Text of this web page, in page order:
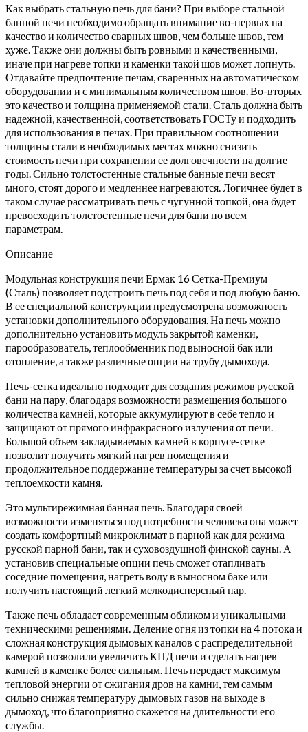
Как выбрать стальную печь для бани? При выборе стальной
банной печи необходимо обращать внимание во-первых на
качество и количество сварных швов, чем больше швов, тем
хуже. Также они должны быть ровными и качественными,
иначе при нагреве топки и каменки такой шов может лопнуть.
Отдавайте предпочтение печам, сваренных на автоматическом
оборудовании и с минимальным количеством швов. Во-вторых
это качество и толщина применяемой стали. Сталь должна быть
надежной, качественной, соответствовать ГОСТу и подходить
для использования в печах. При правильном соотношении
толщины стали в необходимых местах можно снизить
стоимость печи при сохранении ее долговечности на долгие
годы. Сильно толстостенные стальные банные печи весят
много, стоят дорого и медленнее нагреваются. Логичнее будет в
таком случае рассматривать печь с чугунной топкой, она будет
превосходить толстостенные печи для бани по всем
параметрам.
Описание
Модульная конструкция печи Ермак 16 Сетка-Премиум
(Сталь) позволяет подстроить печь под себя и под любую баню.
В ее специальной конструкции предусмотрена возможность
установки дополнительного оборудования. На печь можно
дополнительно установить модуль закрытой каменки,
парообразователь, теплообменник под выносной бак или
отопление, а также различные опции на трубу дымохода.
Печь-сетка идеально подходит для создания режимов русской
бани на пару, благодаря возможности размещения большого
количества камней, которые аккумулируют в себе тепло и
защищают от прямого инфракрасного излучения от печи.
Большой объем закладываемых камней в корпусе-сетке
позволит получить мягкий нагрев помещения и
продолжительное поддержание температуры за счет высокой
теплоемкости камня.
Это мультирежимная банная печь. Благодаря своей
возможности изменяться под потребности человека она может
создать комфортный микроклимат в парной как для режима
русской парной бани, так и суховоздушной финской сауны. А
установив специальные опции печь сможет отапливать
соседние помещения, нагреть воду в выносном баке или
получить настоящий легкий мелкодисперсный пар.
Также печь обладает современным обликом и уникальными
техническими решениями. Деление огня из топки на 4 потока и
сложная конструкция дымовых каналов с распределительной
камерой позволили увеличить КПД печи и сделать нагрев
камней в каменке более сильным. Печь передает максимум
тепловой энергии от сжигания дров на камни, тем самым
сильно снижая температуру дымовых газов на выходе в
дымоход, что благоприятно скажется на длительности его
службы.